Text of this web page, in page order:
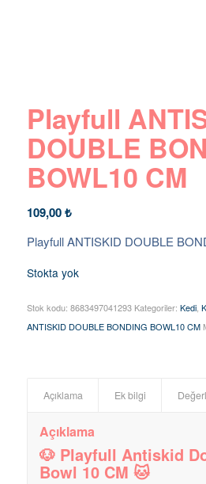
Playfull
DOUBLE
BOWL10 CM
109,00₺
Playfull ANTISKID DOUBLE
Stokta yok
Stok kodu: 8683497041293 Kategoriler: Kedi,
ANTISKID DOUBLE BONDING BOWL10 CM
Açıklama Ek bilgi
Açıklama
🐶 Playfull Antiskid
Bowl 10 CM 🐱